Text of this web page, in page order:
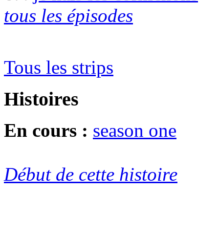
tous les épisodes
Tous les strips
Histoires
En cours : season one
Début de cette histoire